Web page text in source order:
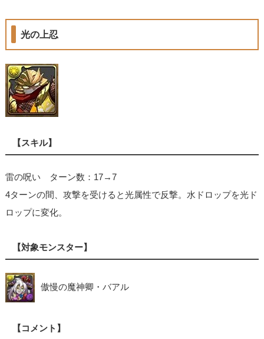
光の上忍
【スキル】
雷の呪い ターン数：17→7
4ターンの間、攻撃を受けると光属性で反撃。水ドロップを光ド
ロップに変化。
【対象モンスター】
傲慢の魔神卿・バアル
【コメント】